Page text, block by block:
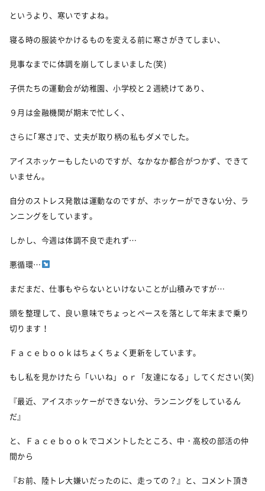
耐震等級3の家づくり
というより、寒いですよね。
寝る時の服装やかけるものを変える前に寒さがきてしまい、
見事なまでに体調を崩してしまいました(笑)
子供たちの運動会が幼稚園、小学校と２週続けてあり、
９月は金融機関が期末で忙しく、
さらに｢寒さ｣で、丈夫が取り柄の私もダメでした。
アイスホッケーもしたいのですが、なかなか都合がつかず、できて
いません。
自分のストレス発散は運動なのですが、ホッケーができない分、ラ
ンニングをしています。
しかし、今週は体調不良で走れず…
悪循環…
まだまだ、仕事もやらないといけないことが山積みですが…
頭を整理して、良い意味でちょっとペースを落として年末まで乗り
切ります！
Ｆａｃｅｂｏｏｋはちょくちょく更新をしています。
もし私を見かけたら「いいね」ｏｒ「友達になる」してください(笑)
『最近、アイスホッケーができない分、ランニングをしているん
だ』
と、 Ｆａｃｅｂｏｏｋでコメントしたところ、中・高校の部活の仲
間から
『お前、陸トレ大嫌いだったのに、走っての？』と、コメント頂き